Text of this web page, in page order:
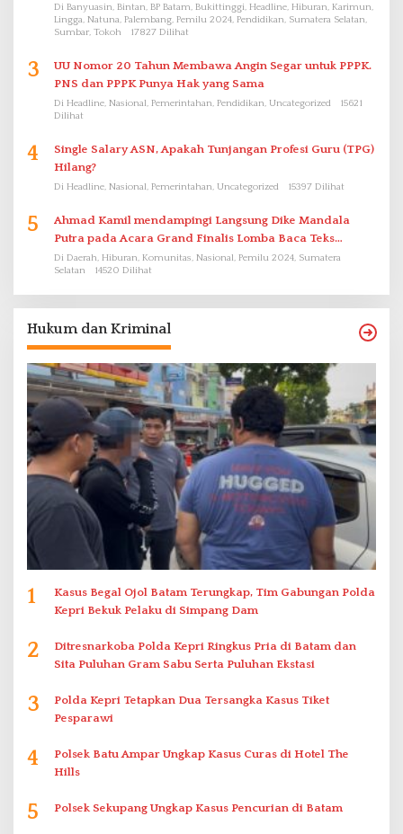
Di Banyuasin, Bintan, BP Batam, Bukittinggi, Headline, Hiburan, Karimun,
Lingga, Natuna, Palembang, Pemilu 2024, Pendidikan, Sumatera Selatan,
Sumbar, Tokoh
17827 Dilihat
3
UU Nomor 20 Tahun Membawa Angin Segar untuk PPPK.
PNS dan PPPK Punya Hak yang Sama
Di Headline, Nasional, Pemerintahan, Pendidikan, Uncategorized
15621
Dilihat
4
Single Salary ASN, Apakah Tunjangan Profesi Guru (TPG)
Hilang?
Di Headline, Nasional, Pemerintahan, Uncategorized 15397 Dilihat
5
Ahmad Kamil mendampingi Langsung Dike Mandala
Putra pada Acara Grand Finalis Lomba Baca Teks
Proklamasi Mirip Bung Karno di Bali
Di Daerah, Hiburan, Komunitas, Nasional, Pemilu 2024, Sumatera
Selatan
14520 Dilihat
Hukum dan Kriminal
1
Kasus Begal Ojol Batam Terungkap, Tim Gabungan Polda
Kepri Bekuk Pelaku di Simpang Dam
2
Ditresnarkoba Polda Kepri Ringkus Pria di Batam dan
Sita Puluhan Gram Sabu Serta Puluhan Ekstasi
3
Polda Kepri Tetapkan Dua Tersangka Kasus Tiket
Pesparawi
4
Polsek Batu Ampar Ungkap Kasus Curas di Hotel The
Hills
5 Polsek Sekupang Ungkap Kasus Pencurian di Batam